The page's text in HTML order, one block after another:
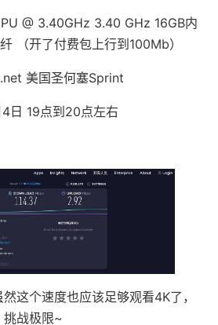
@ 3.40GHz 3.40 GHz 16GB内
（开了付费包上行到100Mb）
美国圣何塞Sprint
日 19点到20点左右
这个速度也应该足够观看4K了，
战极限~